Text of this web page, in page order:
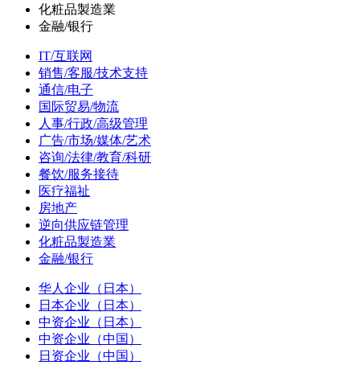
化粧品製造業
金融/银行
IT/互联网
销售/客服/技术支持
通信/电子
国际贸易/物流
人事/行政/高级管理
广告/市场/媒体/艺术
咨询/法律/教育/科研
餐饮/服务接待
医疗福祉
房地产
逆向供应链管理
化粧品製造業
金融/银行
华人企业（日本）
日本企业（日本）
中资企业（日本）
中资企业（中国）
日资企业（中国）